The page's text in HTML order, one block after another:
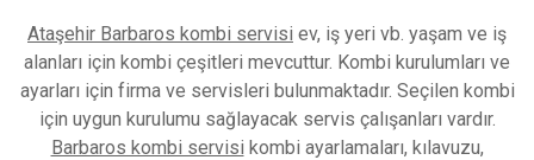
Ataşehir Barbaros kombi servisi ev, iş yeri vb. yaşam ve iş
alanları için kombi çeşitleri mevcuttur. Kombi kurulumları ve
ayarları için firma ve servisleri bulunmaktadır. Seçilen kombi
için uygun kurulumu sağlayacak servis çalışanları vardır.
Barbaros kombi servisi kombi ayarlamaları, kılavuzu,